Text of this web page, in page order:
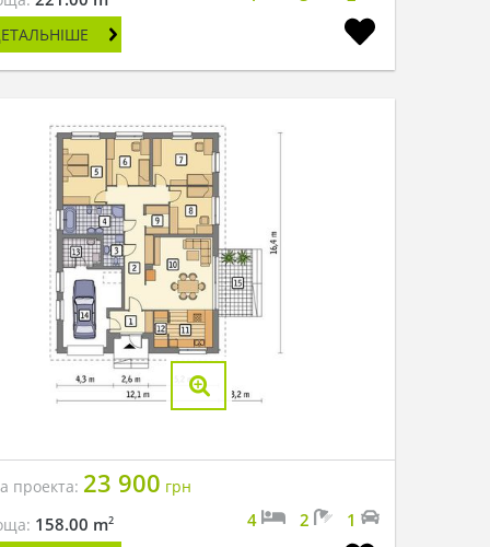
проекта: 23 900 грн
158.00 m2 4 2 1